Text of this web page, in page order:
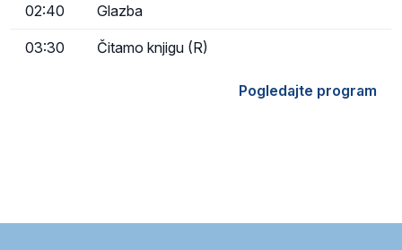
02:40 Glazba
03:30 Čitamo knjigu (R)
Pogledajte program